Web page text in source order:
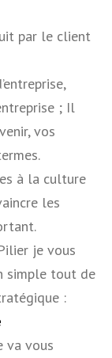
par le client
; Il
vos
à la culture
les
je vous
simple tout de
:
va vous